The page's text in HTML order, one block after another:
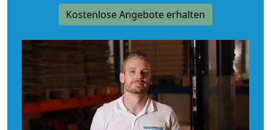
Kostenlose Angebote erhalten